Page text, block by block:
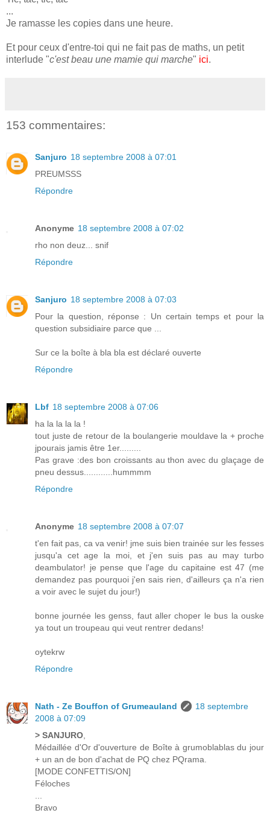
...
Je ramasse les copies dans une heure.
Et pour ceux d'entre-toi qui ne fait pas de maths, un petit
interlude "c'est beau une mamie qui marche" ici.
153 commentaires:
Sanjuro 18 septembre 2008 à 07:01
PREUMSSS
Répondre
Anonyme 18 septembre 2008 à 07:02
rho non deuz... snif
Répondre
Sanjuro 18 septembre 2008 à 07:03
Pour la question, réponse : Un certain temps et pour la
question subsidiaire parce que ...
Sur ce la boîte à bla bla est déclaré ouverte
Répondre
Lbf 18 septembre 2008 à 07:06
ha la la la la !
tout juste de retour de la boulangerie mouldave la + proche
jpourais jamis être 1er.........
Pas grave :des bon croissants au thon avec du glaçage de
pneu dessus............hummmm
Répondre
Anonyme 18 septembre 2008 à 07:07
t'en fait pas, ca va venir! jme suis bien trainée sur les fesses
jusqu'a cet age la moi, et j'en suis pas au may turbo
deambulator! je pense que l'age du capitaine est 47 (me
demandez pas pourquoi j'en sais rien, d'ailleurs ça n'a rien
a voir avec le sujet du jour!)
bonne journée les genss, faut aller choper le bus la ouske
ya tout un troupeau qui veut rentrer dedans!
oytekrw
Répondre
Nath - Ze Bouffon of Grumeauland
18 septembre
2008 à 07:09
> SANJURO
Médaillée d'Or d'ouverture de Boîte à grumoblablas du jour
+ un an de bon d'achat de PQ chez PQrama.
[MODE CONFETTIS/ON]
Féloches
Bravo